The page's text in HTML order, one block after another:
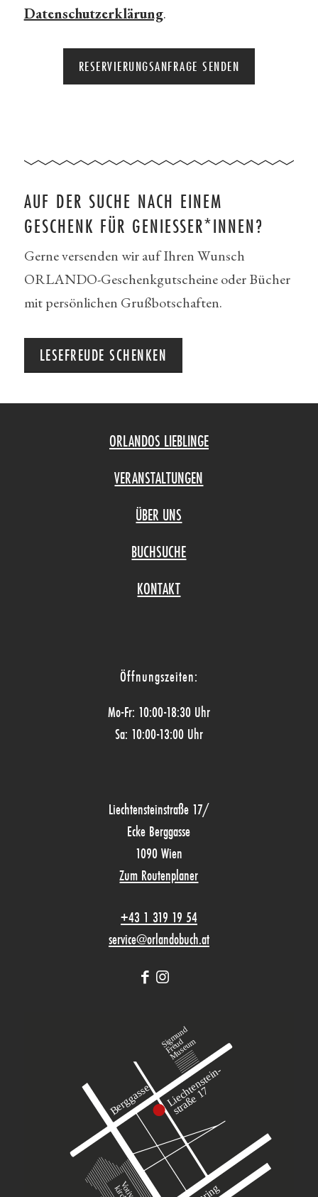
Datenschutzerklärung.
AUF DER SUCHE NACH EINEM
GESCHENK FÜR GENIESSER*INNEN?
Gerne versenden wir auf Ihren Wunsch
ORLANDO-Geschenkgutscheine oder Bücher
mit persönlichen Grußbotschaften.
LESEFREUDE SCHENKEN
ORLANDOS LIEBLINGE
VERANSTALTUNGEN
ÜBER UNS
BUCHSUCHE
KONTAKT
Öffnungszeiten:
Mo-Fr: 10:00-18:30 Uhr
Sa: 10:00-13:00 Uhr
Liechtensteinstraße 17/
Ecke Berggasse
1090 Wien
Zum Routenplaner
+43 1 319 19 54
service@orlandobuch.at